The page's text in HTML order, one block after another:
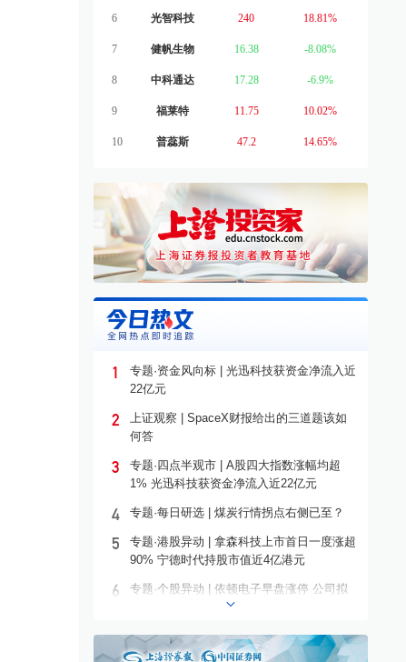
6 光智科技 240 18.81%
7 健帆生物 16.38 -8.08%
8 中科通达 17.28 -6.9%
9 福莱特 11.75 10.02%
10 普蕊斯 47.2 14.65%
1
专题·资金风向标 | 光迅科技获资金净流入近
22亿元
2
上证观察 | SpaceX财报给出的三道题该如
何答
3
专题·四点半观市 | A股四大指数涨幅均超
1% 光迅科技获资金净流入近22亿元
4 专题·每日研选 | 煤炭行情拐点右侧已至？
5
专题·港股异动 | 拿森科技上市首日一度涨超
90% 宁德时代持股市值近4亿港元
6
专题·个股异动 | 依顿电子早盘涨停 公司拟
募资20亿元投建高端PCB项目
7
专题·板块异动 | 铜箔概念走高 铜冠铜箔一
度涨停